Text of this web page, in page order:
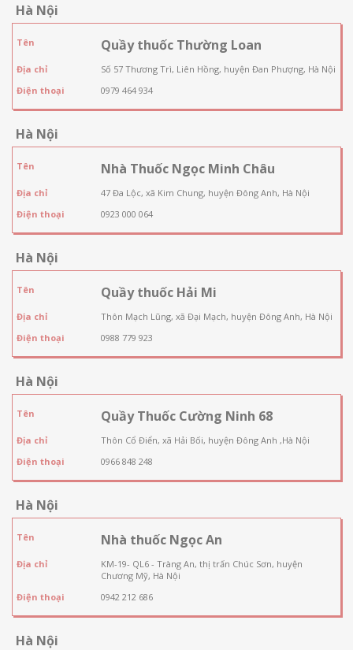
Hà Nội
Tên Quầy thuốc Thường Loan
Địa chỉ
Số 57 Thương Trì, Liên Hồng, huyện Đan Phượng, Hà Nội
Điện thoại
0979 464 934
Hà Nội
Tên Nhà Thuốc Ngọc Minh Châu
Địa chỉ
47 Đa Lộc, xã Kim Chung, huyện Đông Anh, Hà Nội
Điện thoại
0923 000 064
Hà Nội
Tên Quầy thuốc Hải Mi
Địa chỉ
Thôn Mạch Lũng, xã Đại Mạch, huyện Đông Anh, Hà Nội
Điện thoại
0988 779 923
Hà Nội
Tên Quầy Thuốc Cường Ninh 68
Địa chỉ
Thôn Cổ Điển, xã Hải Bối, huyện Đông Anh ,Hà Nội
Điện thoại
0966 848 248
Hà Nội
Tên Nhà thuốc Ngọc An
Địa chỉ
KM-19- QL6 - Tràng An, thị trấn Chúc Sơn, huyện
Chương Mỹ, Hà Nội
Điện thoại
0942 212 686
Hà Nội